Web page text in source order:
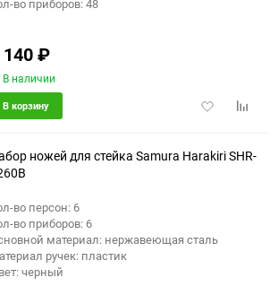
во приборов: 48
₽
В наличии
Добавить
В корзину
ножей для стейка Samura Harakiri SHR-
во персон: 6
во приборов: 6
материал: нержавеющая сталь
ручек: пластик
черный